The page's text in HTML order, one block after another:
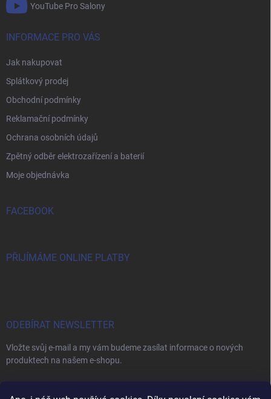
YouTube Pro Salony
INFORMACE PRO VÁS
Jak nakupovat
Splátkový prodej
Obchodní podmínky
Reklamační podmínky
Ochrana osobních údajů
Zpětný odběr elektrozařízení a baterií
Moje objednávka
FACEBOOK
PŘIJÍMÁME ONLINE PLATBY
ODEBÍRAT NEWSLETTER
Vložte svůj e-mail a my vám budeme zasílat informace o nových
produktech na našem e-shopu.
E-MAIL